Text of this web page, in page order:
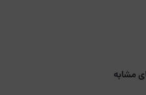
مشابه